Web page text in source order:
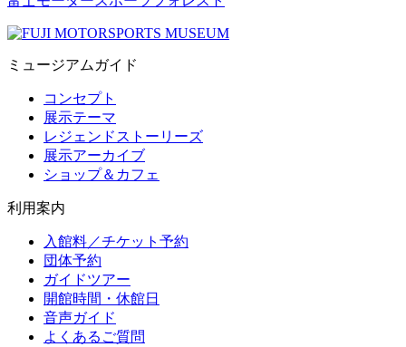
ミュージアムガイド
コンセプト
展示テーマ
レジェンドストーリーズ
展示アーカイブ
ショップ＆カフェ
利用案内
入館料／チケット予約
団体予約
ガイドツアー
開館時間・休館日
音声ガイド
よくあるご質問